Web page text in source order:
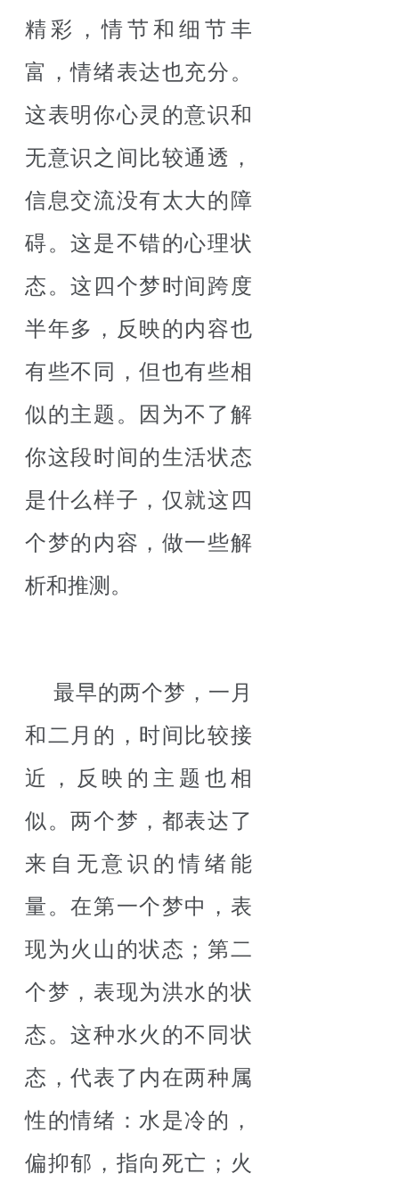
精彩，情节和细节丰
富，情绪表达也充分。
这表明你心灵的意识和
无意识之间比较通透，
信息交流没有太大的障
碍。这是不错的心理状
态。这四个梦时间跨度
半年多，反映的内容也
有些不同，但也有些相
似的主题。因为不了解
你这段时间的生活状态
是什么样子，仅就这四
个梦的内容，做一些解
析和推测。
最早的两个梦，一月
和二月的，时间比较接
近，反映的主题也相
似。两个梦，都表达了
来自无意识的情绪能
量。在第一个梦中，表
现为火山的状态；第二
个梦，表现为洪水的状
态。这种水火的不同状
态，代表了内在两种属
性的情绪：水是冷的，
偏抑郁，指向死亡；火